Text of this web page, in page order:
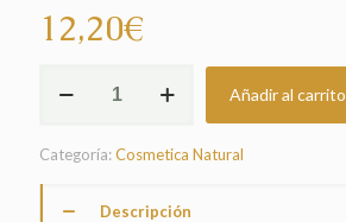
12,20€
LILA
Añadir al carrito
Categoría:Cosmetica Natural
Descripción